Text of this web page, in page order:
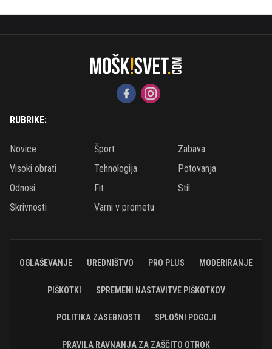
RUBRIKE:
Novice Šport
Zabava
Visoki obrati
Tehnologija
Potovanja
Odnosi
Fit
Stil
Skrivnosti
Varni v prometu
OGLAŠEVANJE UREDNIŠTVO PRO PLUS MODERIRANJE
PIŠKOTKI SPREMENI NASTAVITVE PIŠKOTKOV
POLITIKA ZASEBNOSTI SPLOŠNI POGOJI
PRAVILA RAVNANJA ZA ZAŠČITO OTROK